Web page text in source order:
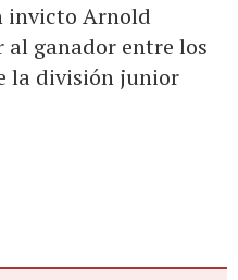
invicto Arnold
al ganador entre los
la división junior